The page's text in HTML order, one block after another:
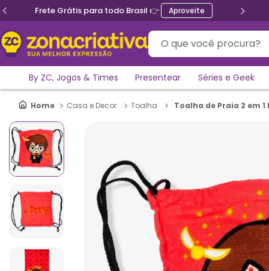
Frete Grátis para todo Brasil 👉 Aproveite
O que você procura?
By ZC, Jogos & Times Presentear Séries e Geek
Casa e Decor Toalha Toalha de Praia 2 em